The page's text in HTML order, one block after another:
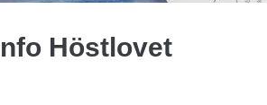
Höstlovet